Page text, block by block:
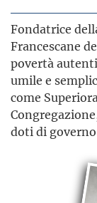
Fondatrice
Francescane
povertà
umile e
come
doti di governo